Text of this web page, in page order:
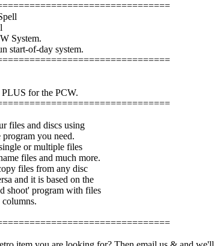
System.
start-of-day system.
for the PCW.
files and discs using
you need.
or multiple files
files and much more.
files from any disc
and it is based on the
shoot' program with files